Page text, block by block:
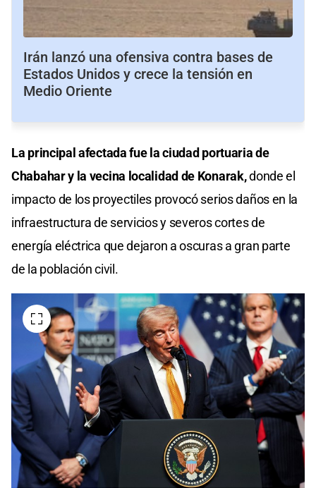
Irán lanzó una ofensiva contra bases de
Estados Unidos y crece la tensión en
Medio Oriente
La principal afectada fue la ciudad portuaria de
Chabahar y la vecina localidad de Konarak,donde el
impacto de los proyectiles provocó serios daños en la
infraestructura de servicios y severos cortes de
energía eléctrica que dejaron a oscuras a gran parte
de la población civil.